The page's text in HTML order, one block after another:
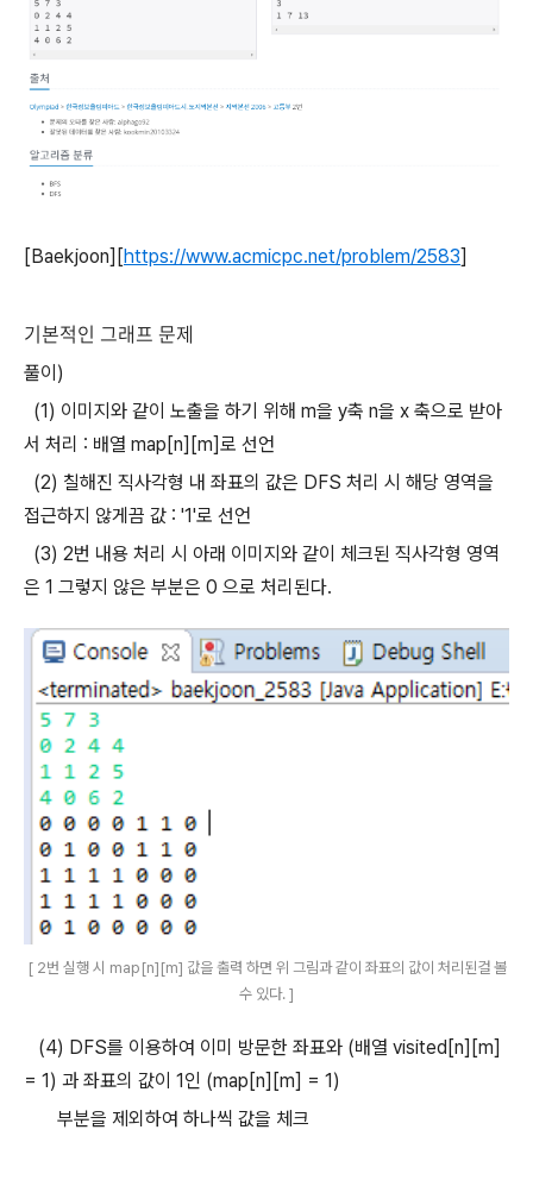
[Baekjoon][https://www.acmicpc.net/problem/2583]
기본적인 그래프 문제
풀이)
(1) 이미지와 같이 노출을 하기 위해 m을 y축 n을 x 축으로 받아
서 처리 : 배열 map[n][m]로 선언
(2) 칠해진 직사각형 내 좌표의 값은 DFS 처리 시 해당 영역을
접근하지 않게끔 값 : '1'로 선언
(3) 2번 내용 처리 시 아래 이미지와 같이 체크된 직사각형 영역
은 1 그렇지 않은 부분은 0 으로 처리된다.
[ 2번 실행 시 map[n][m] 값을 출력 하면 위 그림과 같이 좌표의 값이 처리된걸 볼
수 있다. ]
(4) DFS를 이용하여 이미 방문한 좌표와 (배열 visited[n][m]
= 1) 과 좌표의 값이 1인 (map[n][m] = 1)
부분을 제외하여 하나씩 값을 체크